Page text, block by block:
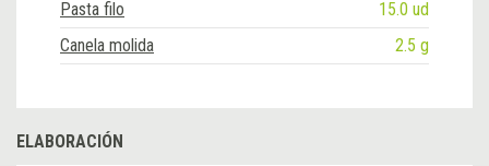
Pasta filo
15.0 ud
Canela molida
2.5 g
ELABORACIÓN